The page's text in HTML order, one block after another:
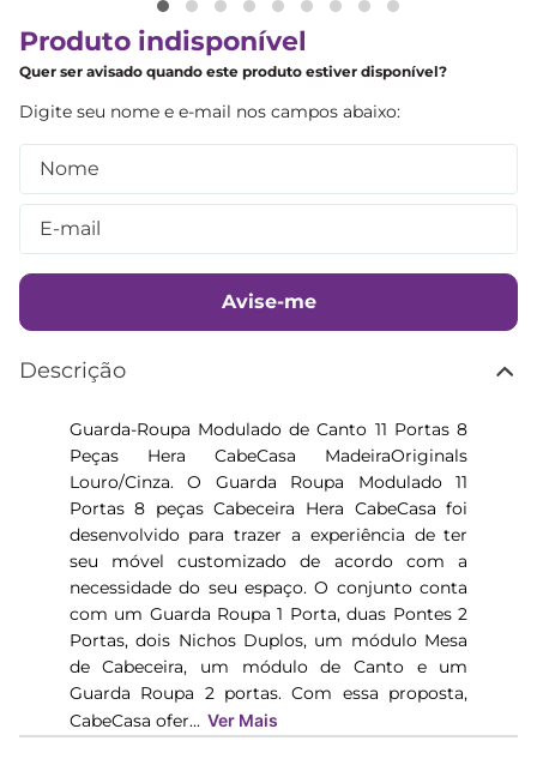
Produto indisponível
Quer ser avisado quando este produto estiver disponível?
Avise-me
Descrição
Guarda-Roupa Modulado de Canto 11 Portas 8
Peças Hera CabeCasa MadeiraOriginals
Louro/Cinza. O Guarda Roupa Modulado 11
Portas 8 peças Cabeceira Hera CabeCasa foi
desenvolvido para trazer a experiência de ter
seu móvel customizado de acordo com a
necessidade do seu espaço. O conjunto conta
com um Guarda Roupa 1 Porta, duas Pontes 2
Portas, dois Nichos Duplos, um módulo Mesa
de Cabeceira, um módulo de Canto e um
Guarda Roupa 2 portas. Com essa proposta,
CabeCasa ofer... Ver Mais